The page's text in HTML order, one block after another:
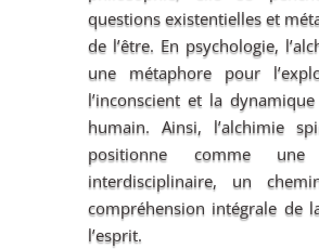
questions existentielles et
de l’être. En psychologie,
une métaphore pour
l’inconscient et la
humain. Ainsi, l’alchimie
positionne comme une
interdisciplinaire, un
compréhension intégrale de
l’esprit.